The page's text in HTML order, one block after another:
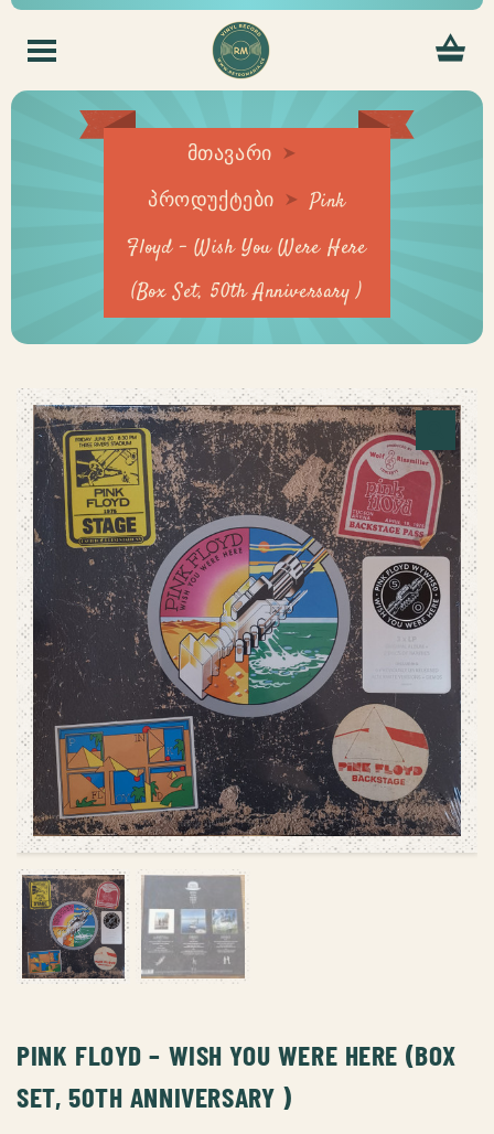
მთავარი
პროდუქტები
Pink
Floyd – Wish You Were Here
(Box Set, 50th Anniversary )
PINK FLOYD – WISH YOU WERE HERE (BOX
SET, 50TH ANNIVERSARY )